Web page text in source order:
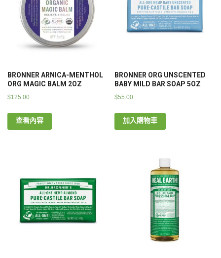
BRONNER ARNICA-MENTHOL
ORG MAGIC BALM 2OZ
$125.00
查看內容
BRONNER ORG UNSCENTED
BABY MILD BAR SOAP 5OZ
$55.00
加入購物車